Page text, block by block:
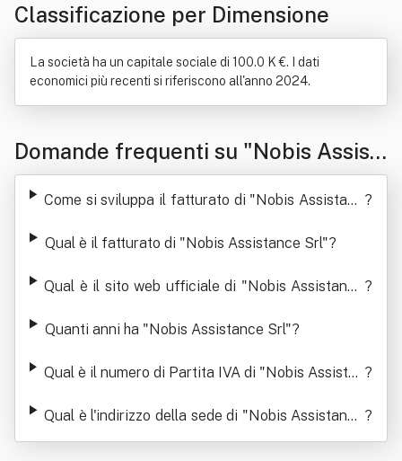
Classificazione per Dimensione
La società ha un capitale sociale di 100.0 K €. I dati
economici più recenti si riferiscono all'anno 2024.
Domande frequenti su "Nobis Assist
ance Srl"
Come si sviluppa il fatturato di "Nobis Assistanc ?
Qual è il fatturato di "Nobis Assistance Srl"?
Qual è il sito web ufficiale di "Nobis Assistance ?
Quanti anni ha "Nobis Assistance Srl"?
Qual è il numero di Partita IVA di "Nobis Assistan ?
Qual è l'indirizzo della sede di "Nobis Assistance
Srl"
?